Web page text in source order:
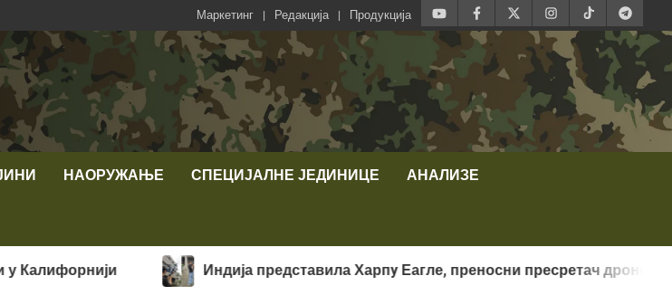
Маркетинг Редакција Продукција
НАОРУЖАЊЕ СПЕЦИЈАЛНЕ ЈЕДИНИЦЕ АНАЛИЗЕ
Индија представила Харпy Еагле, преносни пресретач дронова са АИ